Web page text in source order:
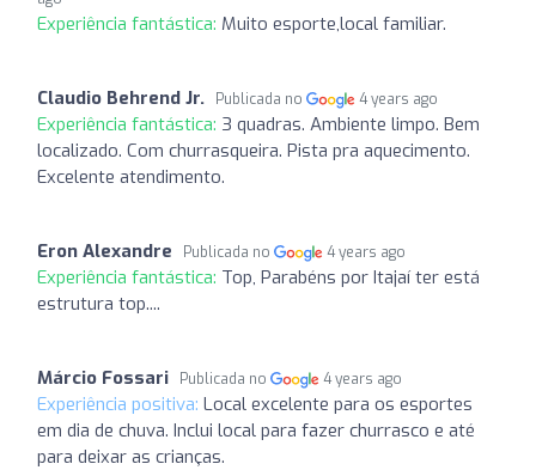
Experiência fantástica: Muito esporte,local familiar.
Claudio Behrend Jr. Publicada no 4 years ago
Experiência fantástica: 3 quadras. Ambiente limpo. Bem
localizado. Com churrasqueira. Pista pra aquecimento.
Excelente atendimento.
Eron Alexandre Publicada no 4 years ago
Experiência fantástica: Top, Parabéns por Itajaí ter está
estrutura top....
Márcio Fossari Publicada no 4 years ago
Experiência positiva: Local excelente para os esportes
em dia de chuva. Inclui local para fazer churrasco e até
para deixar as crianças.